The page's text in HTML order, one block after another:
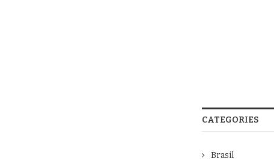
CATEGORIES
Brasil